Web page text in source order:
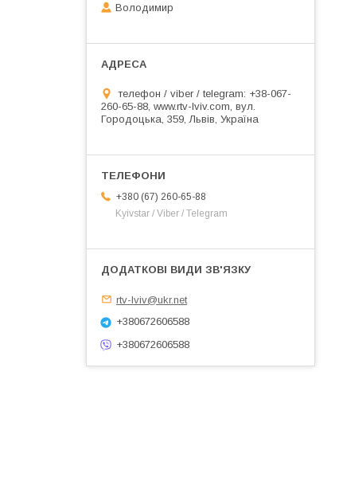
Володимир
телефон / viber / telegram: +38-067-
260-65-88, www.rtv-lviv.com, вул.
Городоцька, 359, Львів, Україна
+380 (67) 260-65-88
Kyivstar / Viber / Telegram
rtv-lviv@ukr.net
+380672606588
+380672606588